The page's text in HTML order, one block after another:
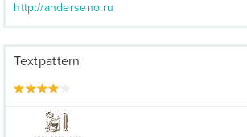
http://anderseno.ru
Textpattern